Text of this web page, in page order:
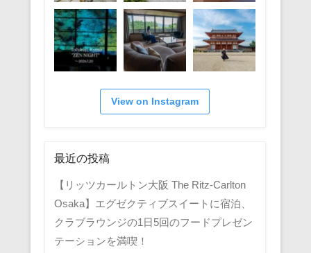
View on Instagram
最近の投稿
【リッツカールトン大阪 The Ritz-Carlton
Osaka】エグゼクティブスイートに宿泊、
クラブラウンジの1日5回のフードプレゼン
テーションを満喫！